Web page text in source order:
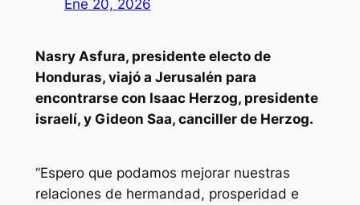
Ene 20, 2026
Nasry Asfura, presidente electo de
Honduras, viajó a Jerusalén para
encontrarse con Isaac Herzog, presidente
israelí, y Gideon Saa, canciller de Herzog.
“Espero que podamos mejorar nuestras
relaciones de hermandad, prosperidad e